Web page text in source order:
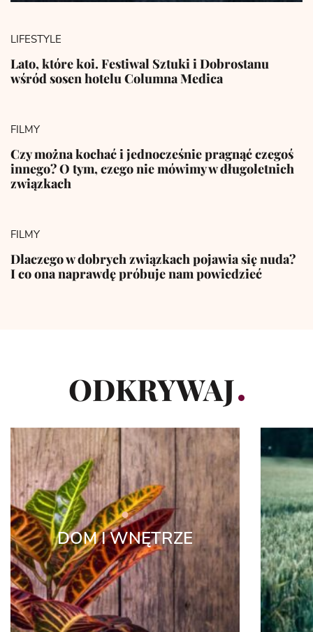
LIFESTYLE
Lato, które koi. Festiwal Sztuki i Dobrostanu
wśród sosen hotelu Columna Medica
FILMY
Czy można kochać i jednocześnie pragnąć czegoś
innego? O tym, czego nie mówimy w długoletnich
związkach
FILMY
Dlaczego w dobrych związkach pojawia się nuda?
I co ona naprawdę próbuje nam powiedzieć
ODKRYWAJ
DOM I WNĘTRZE